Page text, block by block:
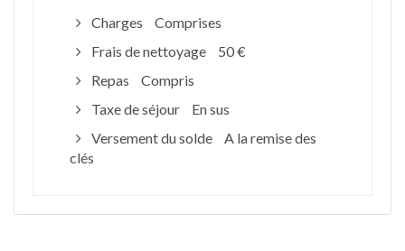
Charges
Comprises
Frais de nettoyage
50 €
Repas
Compris
Taxe de séjour
En sus
Versement du solde
A la remise des
clés